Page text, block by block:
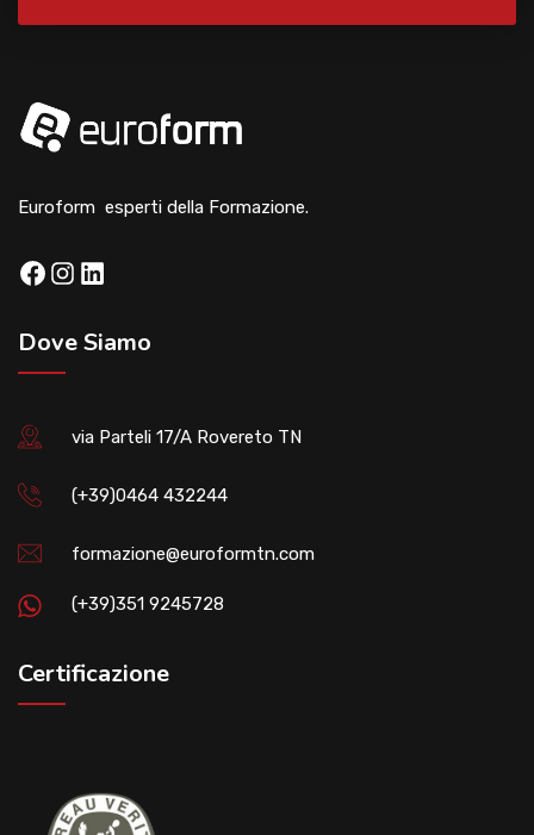
Euroform esperti della Formazione.
Dove Siamo
via Parteli 17/A Rovereto TN
(+39)0464 432244
formazione@euroformtn.com
(+39)351 9245728
Certificazione